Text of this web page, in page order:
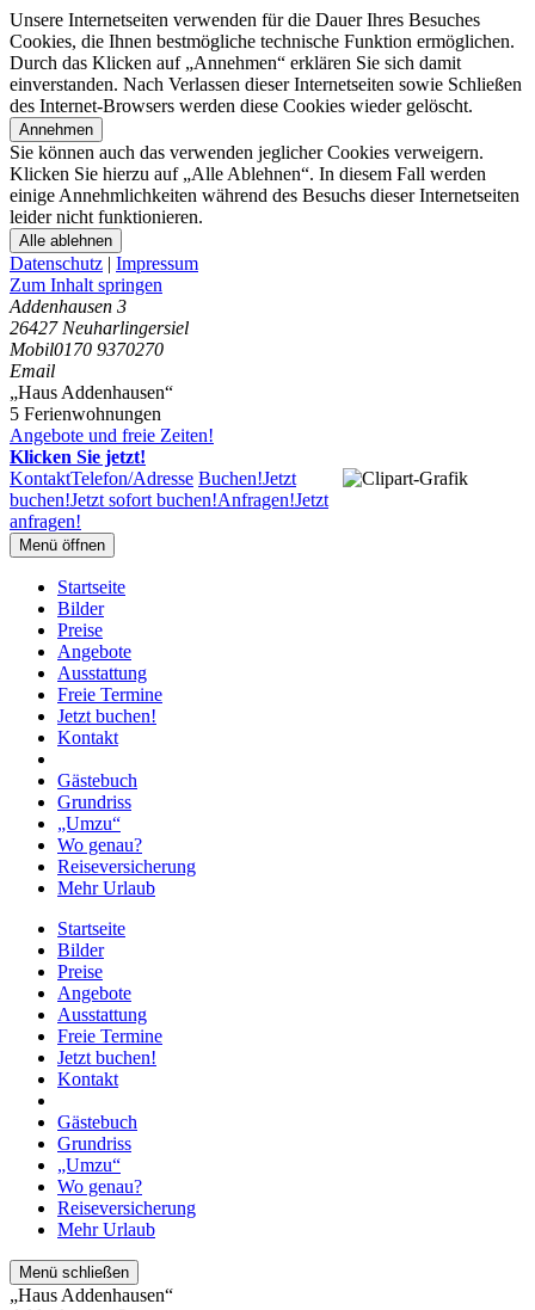
Unsere Internetseiten verwenden für die Dauer Ihres Besuches
Cookies, die Ihnen bestmögliche technische Funktion ermöglichen.
Durch das Klicken auf „Annehmen“ erklären Sie sich damit
einverstanden. Nach Verlassen dieser Internetseiten sowie Schließen
des Internet-Browsers werden diese Cookies wieder gelöscht.
Annehmen
Sie können auch das verwenden jeglicher Cookies verweigern.
Klicken Sie hierzu auf „Alle Ablehnen“. In diesem Fall werden
einige Annehmlichkeiten während des Besuchs dieser Internetseiten
leider nicht funktionieren.
Alle ablehnen
Datenschutz | Impressum
Zum Inhalt springen
Addenhausen 3
26427 Neuharlingersiel
Mobil0170 9370270
Email
„Haus Addenhausen“
5 Ferienwohnungen
Angebote und freie Zeiten!
Klicken Sie jetzt!
KontaktTelefon/Adresse Buchen!Jetzt
buchen!Jetzt sofort buchen!Anfragen!Jetzt
anfragen!
Menü öffnen
Startseite
Bilder
Preise
Angebote
Ausstattung
Freie Termine
Jetzt buchen!
Kontakt
Gästebuch
Grundriss
„Umzu“
Wo genau?
Reiseversicherung
Mehr Urlaub
Startseite
Bilder
Preise
Angebote
Ausstattung
Freie Termine
Jetzt buchen!
Kontakt
Gästebuch
Grundriss
„Umzu“
Wo genau?
Reiseversicherung
Mehr Urlaub
Menü schließen
„Haus Addenhausen“